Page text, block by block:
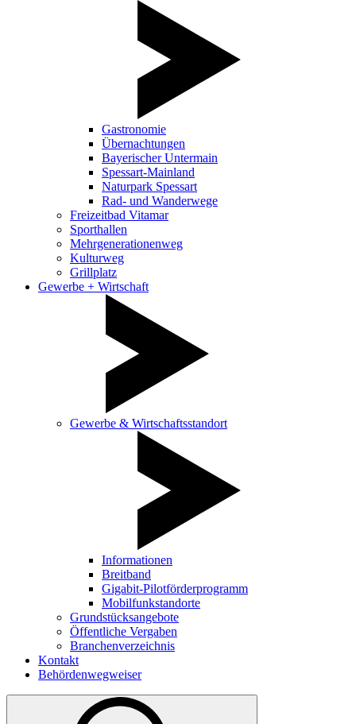
Gastronomie
Übernachtungen
Bayerischer Untermain
Spessart-Mainland
Naturpark Spessart
Rad- und Wanderwege
Freizeitbad Vitamar
Sporthallen
Mehrgenerationenweg
Kulturweg
Grillplatz
Gewerbe + Wirtschaft
Gewerbe & Wirtschaftsstandort
Informationen
Breitband
Gigabit-Pilotförderprogramm
Mobilfunkstandorte
Grundstücksangebote
Öffentliche Vergaben
Branchenverzeichnis
Kontakt
Behördenwegweiser